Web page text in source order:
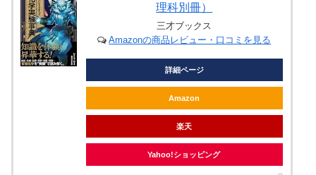
理科別冊）
三才ブックス
Amazonの商品レビュー・口コミを見る
詳細ページ
Amazon
楽天
Yahoo!ショッピング